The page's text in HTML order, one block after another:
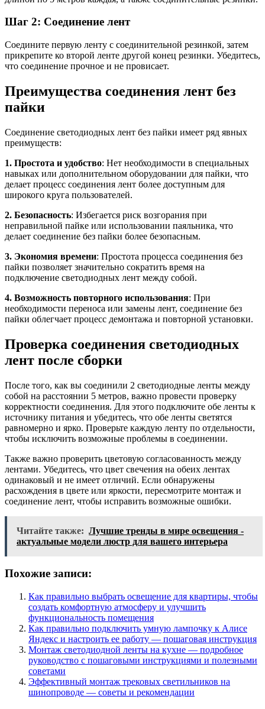
Шаг 2: Соединение лент
Соедините первую ленту с соединительной резинкой, затем
прикрепите ко второй ленте другой конец резинки. Убедитесь,
что соединение прочное и не провисает.
Преимущества соединения лент без
пайки
Соединение светодиодных лент без пайки имеет ряд явных
преимуществ:
1. Простота и удобство: Нет необходимости в специальных
навыках или дополнительном оборудовании для пайки, что
делает процесс соединения лент более доступным для
широкого круга пользователей.
2. Безопасность: Избегается риск возгорания при
неправильной пайке или использовании паяльника, что
делает соединение без пайки более безопасным.
3. Экономия времени: Простота процесса соединения без
пайки позволяет значительно сократить время на
подключение светодиодных лент между собой.
4. Возможность повторного использования: При
необходимости переноса или замены лент, соединение без
пайки облегчает процесс демонтажа и повторной установки.
Проверка соединения светодиодных
лент после сборки
После того, как вы соединили 2 светодиодные ленты между
собой на расстоянии 5 метров, важно провести проверку
корректности соединения. Для этого подключите обе ленты к
источнику питания и убедитесь, что обе ленты светятся
равномерно и ярко. Проверьте каждую ленту по отдельности,
чтобы исключить возможные проблемы в соединении.
Также важно проверить цветовую согласованность между
лентами. Убедитесь, что цвет свечения на обеих лентах
одинаковый и не имеет отличий. Если обнаружены
расхождения в цвете или яркости, пересмотрите монтаж и
соединение лент, чтобы исправить возможные ошибки.
Читайте также: Лучшие тренды в мире освещения -
актуальные модели люстр для вашего интерьера
Похожие записи:
Как правильно выбрать освещение для квартиры, чтобы
создать комфортную атмосферу и улучшить
функциональность помещения
Как правильно подключить умную лампочку к Алисе
Яндекс и настроить ее работу — пошаговая инструкция
Монтаж светодиодной ленты на кухне — подробное
руководство с пошаговыми инструкциями и полезными
советами
Эффективный монтаж трековых светильников на
шинопроводе — советы и рекомендации